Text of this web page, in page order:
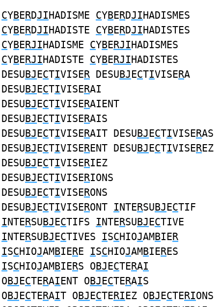
CYBERDJIHADISME CYBERDJIHADISMES
CYBERDJIHADISTE CYBERDJIHADISTES
CYBERJIHADISME CYBERJIHADISMES
CYBERJIHADISTE CYBERJIHADISTES
DESUBJECTIVISER DESUBJECTIVISERA
DESUBJECTIVISERAI
DESUBJECTIVISERAIENT
DESUBJECTIVISERAIS
DESUBJECTIVISERAIT DESUBJECTIVISERAS
DESUBJECTIVISERENT DESUBJECTIVISEREZ
DESUBJECTIVISERIEZ
DESUBJECTIVISERIONS
DESUBJECTIVISERONS
DESUBJECTIVISERONT INTERSUBJECTIF
INTERSUBJECTIFS INTERSUBJECTIVE
INTERSUBJECTIVES ISCHIOJAMBIER
ISCHIOJAMBIERE ISCHIOJAMBIERES
ISCHIOJAMBIERS OBJECTERAI
OBJECTERAIENT OBJECTERAIS
OBJECTERAIT OBJECTERIEZ OBJECTERIONS